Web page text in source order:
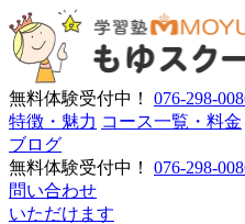
無料体験受付中！ 076-298-
特徴・魅力 コース一覧・料金
ブログ
無料体験受付中！
076-298-
問い合わせ
いただけます